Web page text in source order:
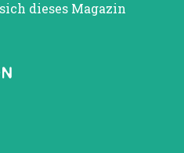
dieses Magazin